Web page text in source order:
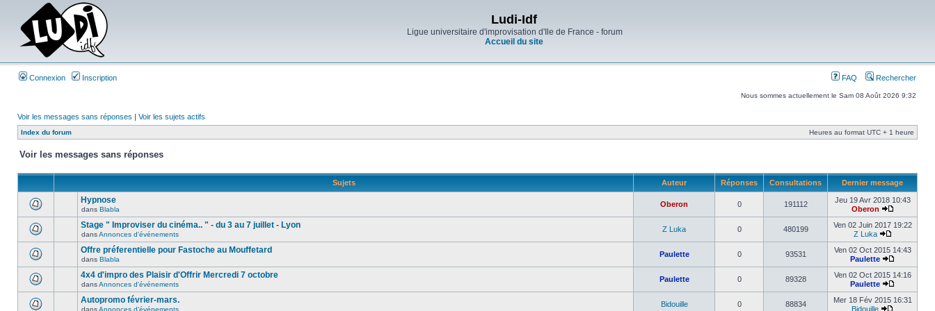
Ludi-Idf
Ligue universitaire d'improvisation d'Ile de France - forum
Accueil du site
Connexion Inscription FAQ Rechercher
Nous sommes actuellement le Sam 08 Août 2026 9:32
Voir les messages sans réponses | Voir les sujets actifs
Index du forum Heures au format UTC + 1 heure
Voir les messages sans réponses
Sujets Auteur Réponses Consultations Dernier message
Hypnose
dans Blabla
Oberon 0 191112
Jeu 19 Avr 2018 10:43
Oberon
Stage " Improviser du cinéma.. " - du 3 au 7 juillet - Lyon
dansAnnonces d'événements
Z Luka 0 480199
Ven 02 Juin 2017 19:22
Z Luka
Offre préferentielle pour Fastoche au Mouffetard
dans Blabla
Paulette 0 93531
Ven 02 Oct 2015 14:43
Paulette
4x4 d'impro des Plaisir d'Offrir Mercredi 7 octobre
dansAnnonces d'événements
Paulette 0 89328
Ven 02 Oct 2015 14:16
Paulette
Autopromo février-mars.
dansAnnonces d'événements
Bidouille 0 88834
Mer 18 Fév 2015 16:31
Bidouille